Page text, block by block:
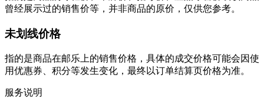
曾经展示过的销售价等，并非商品的原价，仅供您参考。
未划线价格
指的是商品在邮乐上的销售价格，具体的成交价格可能会因使
用优惠券、积分等发生变化，最终以订单结算页价格为准。
服务说明